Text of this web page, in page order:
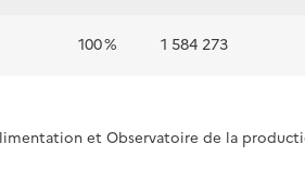
100 % 1 584 273
et Observatoire de la